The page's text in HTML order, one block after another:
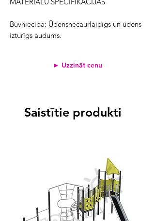
Būvniecība: Ūdensnecaurlaidīgs un ūdens
izturīgs audums.
► Uzzināt cenu
Saistītie produkti